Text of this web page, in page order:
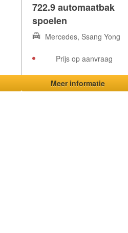
722.9 automaatbak
spoelen
Mercedes, Ssang Yong
Prijs op aanvraag
Meer informatie